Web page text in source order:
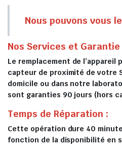
Nous pouvons vous
Nos Services et Garantie
Le remplacement de l’appareil
capteur de proximité de votre
domicile ou dans notre
sont garanties 90 jours (hors
Temps de Réparation :
Cette opération dure 40
fonction de la disponibilité en